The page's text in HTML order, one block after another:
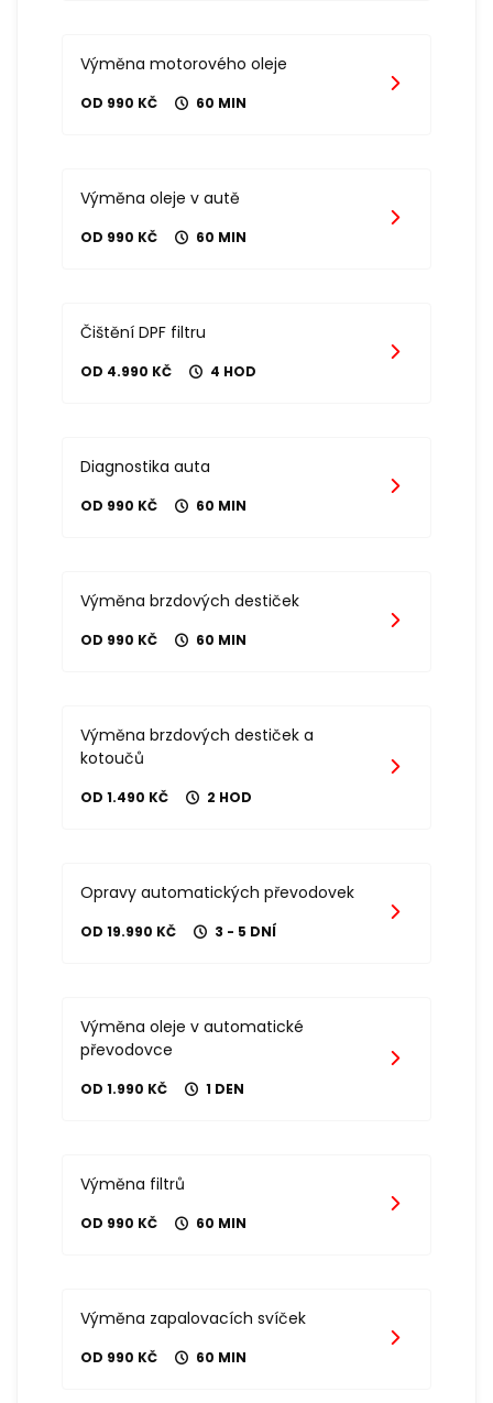
Výměna motorového oleje
OD 990 KČ 60 MIN
Výměna oleje v autě
OD 990 KČ 60 MIN
Čištění DPF filtru
OD 4.990 KČ 4 HOD
Diagnostika auta
OD 990 KČ 60 MIN
Výměna brzdových destiček
OD 990 KČ 60 MIN
Výměna brzdových destiček a
kotoučů
OD 1.490 KČ 2 HOD
Opravy automatických převodovek
OD 19.990 KČ 3 - 5 DNÍ
Výměna oleje v automatické
převodovce
OD 1.990 KČ 1 DEN
Výměna filtrů
OD 990 KČ 60 MIN
Výměna zapalovacích svíček
OD 990 KČ 60 MIN